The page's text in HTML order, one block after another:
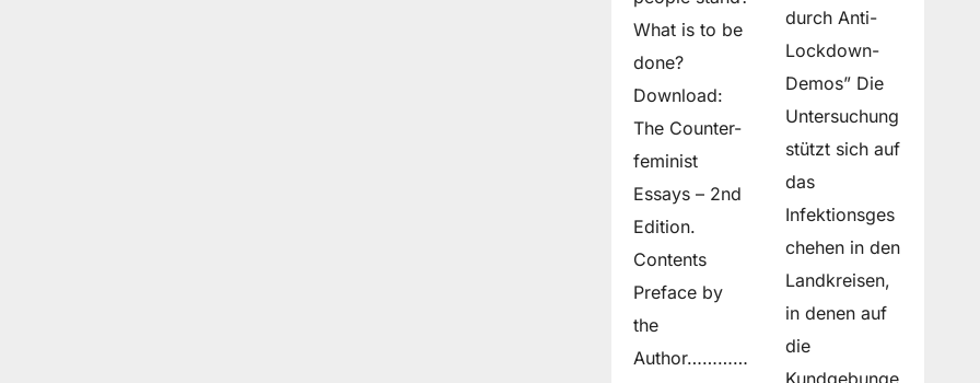
What is to be
done?
Download:
The Counter-
feminist
Essays – 2nd
Edition.
Contents
Preface by
the
Author…………
durch Anti-
Lockdown-
Demos” Die
Untersuchung
stützt sich auf
das
Infektionsges
chehen in den
Landkreisen,
in denen auf
die
Kundgebunge